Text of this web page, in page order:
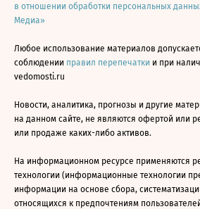
в отношении обработки персональных
Медиа»
Любое использование материалов
соблюдении правил перепечатки и при
vedomosti.ru
Новости, аналитика, прогнозы и другие
на данном сайте, не являются офертой или
или продаже каких-либо активов.
На информационном ресурсе применяются
технологии (информационные технологии
информации на основе сбора,
относящихся к предпочтениям